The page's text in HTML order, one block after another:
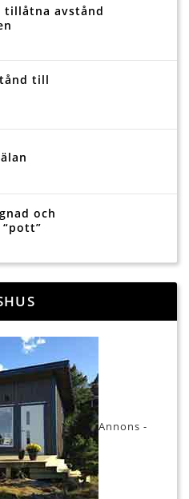
tillåtna avstånd
till
och
Annons -